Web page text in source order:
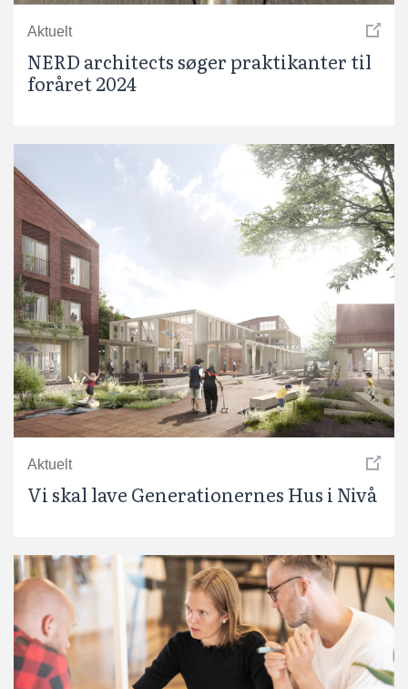
Aktuelt
NERD architects søger praktikanter til
foråret 2024
Aktuelt
Vi skal lave Generationernes Hus i Nivå